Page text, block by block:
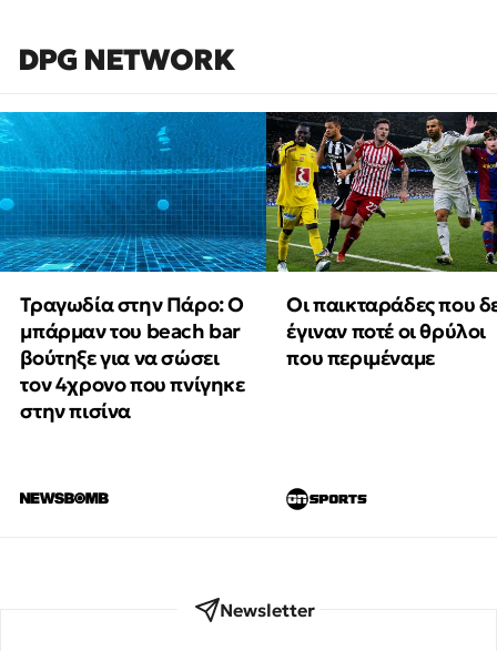
DPG NETWORK
Τραγωδία στην Πάρο: Ο
μπάρμαν του beach bar
βούτηξε για να σώσει
τον 4χρονο που πνίγηκε
στην πισίνα
Οι παικταράδες που
έγιναν ποτέ οι θρύλοι
που περιμέναμε
Newsletter